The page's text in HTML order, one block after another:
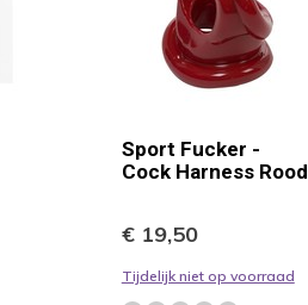
Sport Fucker -
Cock Harness Rood
€ 19,50
Tijdelijk niet op voorraad